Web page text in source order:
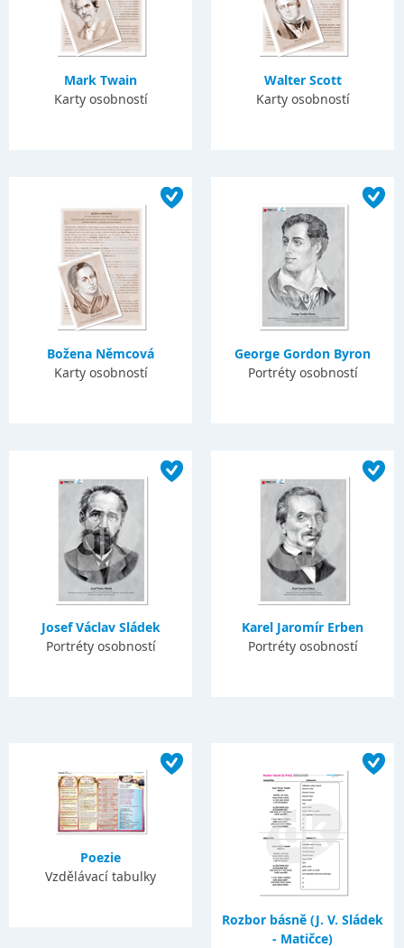
Mark Twain
Karty osobností
Walter Scott
Karty osobností
Božena Němcová
Karty osobností
George Gordon Byron
Portréty osobností
Josef Václav Sládek
Portréty osobností
Karel Jaromír Erben
Portréty osobností
Poezie
Vzdělávací tabulky
Rozbor básně (J. V. Sládek
- Matičce)